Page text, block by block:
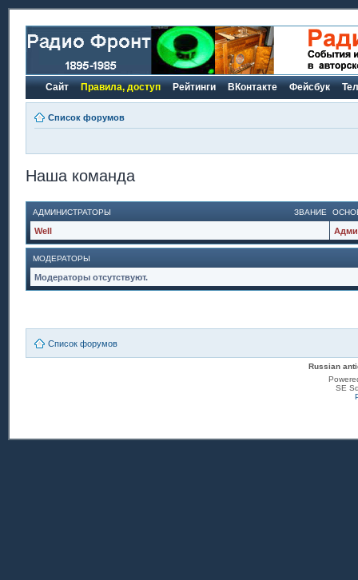
Сайт Правила, доступ Рейтинги ВКонтакте Фейсбук
Список форумов
Наша команда
ЗВАНИЕ
АДМИНИСТРАТОРЫ
Well
МОДЕРАТОРЫ
Модераторы отсутствуют.
Список форумов
Russian
SE